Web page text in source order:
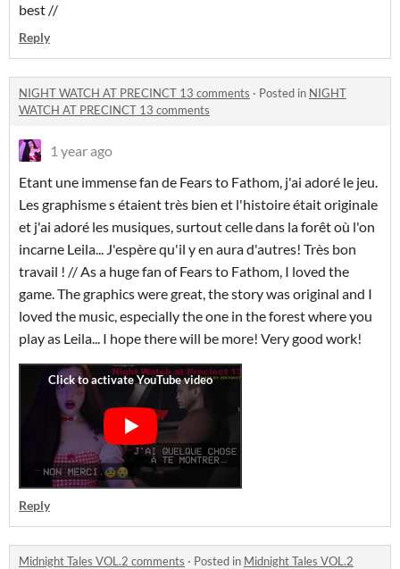
best //
Reply
NIGHT WATCH AT PRECINCT 13 comments · Posted in NIGHT
WATCH AT PRECINCT 13 comments
1 year ago
Etant une immense fan de Fears to Fathom, j'ai adoré le jeu.
Les graphisme s étaient très bien et l'histoire était originale
et j'ai adoré les musiques, surtout celle dans la forêt où l'on
incarne Leila... J'espère qu'il y en aura d'autres! Très bon
travail ! // As a huge fan of Fears to Fathom, I loved the
game. The graphics were great, the story was original and I
loved the music, especially the one in the forest where you
play as Leila... I hope there will be more! Very good work!
Reply
Midnight Tales VOL.2 comments · Posted in Midnight Tales VOL.2